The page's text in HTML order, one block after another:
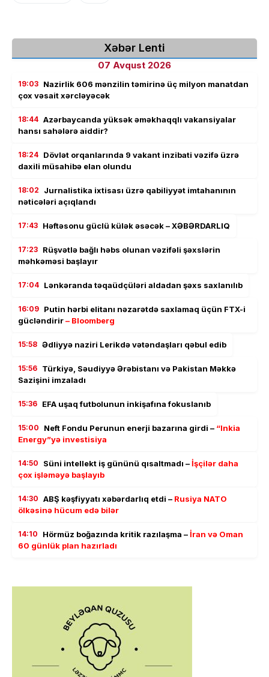
Xəbər Lenti
07 Avqust 2026
19:03 Nazirlik 606 mənzilin təmirinə üç milyon manatdan
çox vəsait xərcləyəcək
18:44 Azərbaycanda yüksək əməkhaqqlı vakansiyalar
hansı sahələrə aiddir?
18:24 Dövlət orqanlarında 9 vakant inzibati vəzifə üzrə
daxili müsahibə elan olundu
18:02
Jurnalistika ixtisası üzrə qabiliyyət imtahanının
nəticələri açıqlandı
17:43 Həftəsonu güclü külək əsəcək – XƏBƏRDARLIQ
17:23 Rüşvətlə bağlı həbs olunan vəzifəli şəxslərin
məhkəməsi başlayır
17:04 Lənkəranda təqaüdçüləri aldadan şəxs saxlanılıb
16:09 Putin hərbi elitanı nəzarətdə saxlamaq üçün FTX-i
gücləndirir– Bloomberg
15:58 Ədliyyə naziri Lerikdə vətəndaşları qəbul edib
15:56 Türkiyə, Səudiyyə Ərəbistanı və Pakistan Məkkə
Sazişini imzaladı
15:36 EFA uşaq futbolunun inkişafına fokuslanıb
15:00 Neft Fondu Perunun enerji bazarına girdi – “Inkia
Energy”yə investisiya
14:50 Süni intellekt iş gününü qısaltmadı –İşçilər daha
çox işləməyə başlayıb
14:30 ABŞ kəşfiyyatı xəbərdarlıq etdi – Rusiya NATO
ölkəsinə hücum edə bilər
14:10 Hörmüz boğazında kritik razılaşma –İran və Oman
60 günlük plan hazırladı